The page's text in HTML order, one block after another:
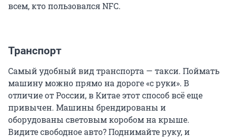
всем, кто пользовался NFC.
Транспорт
Самый удобный вид транспорта — такси. Поймать
машину можно прямо на дороге «с руки». В
отличие от России, в Китае этот способ всё еще
привычен. Машины брендированы и
оборудованы световым коробом на крыше.
Видите свободное авто? Поднимайте руку, и